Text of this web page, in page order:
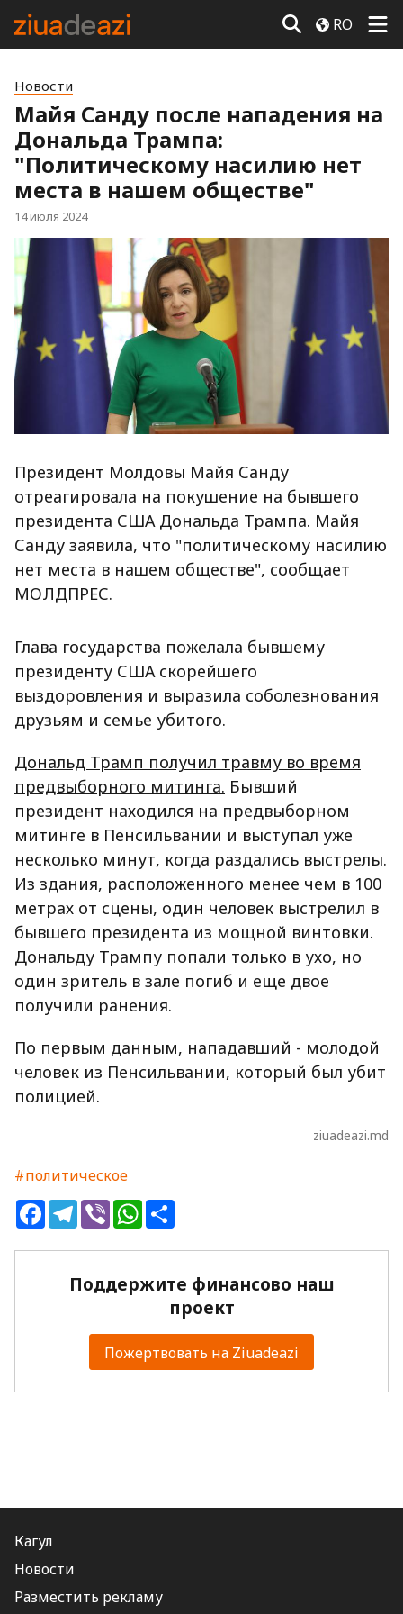
RO
Новости
Майя Санду после нападения на
Дональда Трампа:
"Политическому насилию нет
места в нашем обществе"
14 июля 2024
Президент Молдовы Майя Санду
отреагировала на покушение на бывшего
президента США Дональда Трампа. Майя
Санду заявила, что "политическому насилию
нет места в нашем обществе", сообщает
МОЛДПРЕС.
Глава государства пожелала бывшему
президенту США скорейшего
выздоровления и выразила соболезнования
друзьям и семье убитого.
Дональд Трамп получил травму во время
предвыборного митинга. Бывший
президент находился на предвыборном
митинге в Пенсильвании и выступал уже
несколько минут, когда раздались выстрелы.
Из здания, расположенного менее чем в 100
метрах от сцены, один человек выстрелил в
бывшего президента из мощной винтовки.
Дональду Трампу попали только в ухо, но
один зритель в зале погиб и еще двое
получили ранения.
По первым данным, нападавший - молодой
человек из Пенсильвании, который был убит
полицией.
ziuadeazi.md
#политическое
FacebookTelegram
ViberWhatsApp
Поддержите финансово наш
проект
Пожертвовать на Ziuadeazi
Кагул
Новости
Разместить рекламу